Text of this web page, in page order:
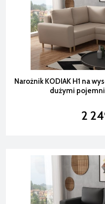
Narożnik KODIAK H1 na
dużymi
2